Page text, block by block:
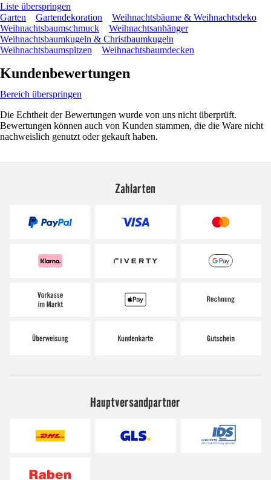
Liste überspringen
Garten
Gartendekoration
Weihnachtsbäume & Weihnachtsdeko
Weihnachtsbaumschmuck
Weihnachtsanhänger
Weihnachtsbaumkugeln & Christbaumkugeln
Weihnachtsbaumspitzen
Weihnachtsbaumdecken
Kundenbewertungen
Bereich überspringen
Die Echtheit der Bewertungen wurde von uns nicht überprüft.
Bewertungen können auch von Kunden stammen, die die Ware nicht
nachweislich genutzt oder gekauft haben.
Zahlarten
Hauptversandpartner